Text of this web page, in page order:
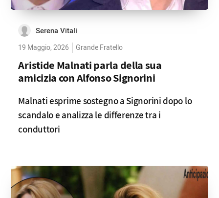
Serena Vitali
19 Maggio, 2026 Grande Fratello
Aristide Malnati parla della sua
amicizia con Alfonso Signorini
Malnati esprime sostegno a Signorini dopo lo
scandalo e analizza le differenze tra i
conduttori